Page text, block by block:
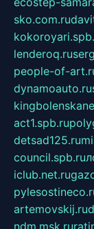
sko.com.ru
lenderoq.ru
people-of-
dynamoauto.ru
act1.spb.ru
detsad125.ru
council.spb.ru
iclub.net.ru
artemovskij.ru
ndm.msk.ru